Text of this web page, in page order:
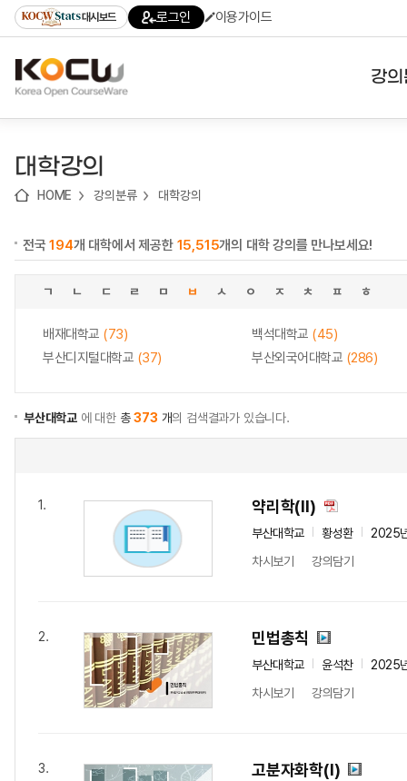
기
기
기
content)
가
대시보드 로그인 이용가이드
강
대학강의
HOME 강의분류 대학강의
전국194개 대학에서 제공한 15,515개의 대학 강의를 만나보세요!
ㄱ ㄴ ㄷ ㄹ ㅁ ㅂ ㅅ ㅇ ㅈ ㅊ ㅍ ㅎ
배재대학교 (73) 백석대학교 (45)
부산디지털대학교 (37) 부산외국어대학교 (286)
부산대학교 에 대한 총373 개의 검색결과가 있습니다.
1. 약리학(Ⅱ)
부산대학교 황성환
2025
차시보기
강의담기
2. 민법총칙
부산대학교 윤석찬
2025
차시보기
강의담기
3. 고분자화학(Ⅰ)